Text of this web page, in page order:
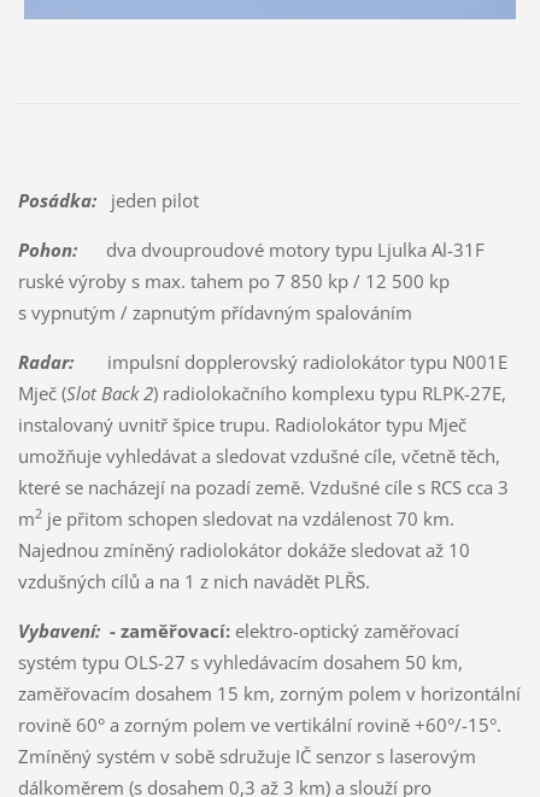
Posádka:jeden pilot
Pohon:dva dvouproudové motory typu Ljulka Al-31F
ruské výroby s max. tahem po 7 850 kp / 12 500 kp
s vypnutým / zapnutým přídavným spalováním
Radar:impulsní dopplerovský radiolokátor typu N001E
Mječ (Slot Back 2) radiolokačního komplexu typu RLPK-27E,
instalovaný uvnitř špice trupu. Radiolokátor typu Mječ
umožňuje vyhledávat a sledovat vzdušné cíle, včetně těch,
které se nacházejí na pozadí země. Vzdušné cíle s RCS cca 3
m2je přitom schopen sledovat na vzdálenost 70 km.
Najednou zmíněný radiolokátor dokáže sledovat až 10
vzdušných cílů a na 1 z nich navádět PLŘS.
Vybavení: - zaměřovací:elektro-optický zaměřovací
systém typu OLS-27 s vyhledávacím dosahem 50 km,
zaměřovacím dosahem 15 km, zorným polem v horizontální
rovině 60° a zorným polem ve vertikální rovině +60°/-15°.
Zmíněný systém v sobě sdružuje IČ senzor s laserovým
dálkoměrem (s dosahem 0,3 až 3 km) a slouží pro